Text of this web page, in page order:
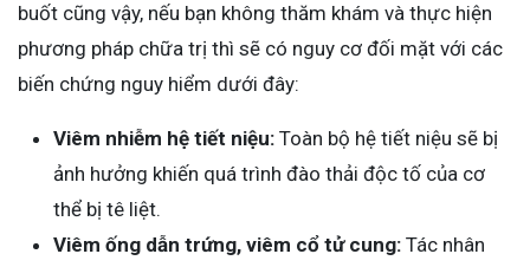
buốt cũng vậy, nếu bạn không thăm khám và thực hiện
phương pháp chữa trị thì sẽ có nguy cơ đối mặt với các
biến chứng nguy hiểm dưới đây:
Viêm nhiễm hệ tiết niệu: Toàn bộ hệ tiết niệu sẽ bị
ảnh hưởng khiến quá trình đào thải độc tố của cơ
thể bị tê liệt.
Viêm ống dẫn trứng, viêm cổ tử cung: Tác nhân